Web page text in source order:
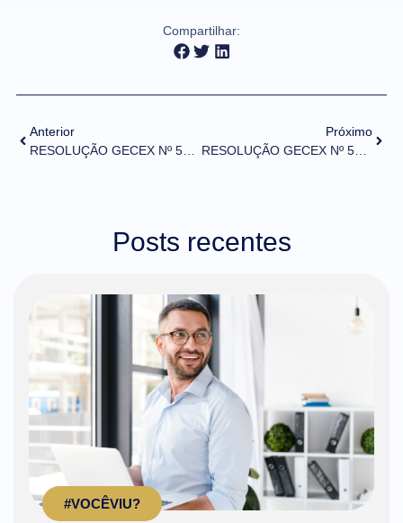
Compartilhar:
Anterior
RESOLUÇÃO GECEX Nº 522, DE 22 DE SETEMBRO DE 2023
Próximo
RESOLUÇÃO GECEX Nº 524, DE 22 DE SETEMBRO DE 2023
Posts recentes
#VOCÊVIU?